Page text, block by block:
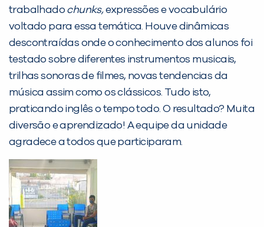
trabalhado chunks,expressões e vocabulário
voltado para essa temática. Houve dinâmicas
descontraídas onde o conhecimento dos alunos foi
testado sobre diferentes instrumentos musicais,
trilhas sonoras de filmes, novas tendencias da
música assim como os clássicos. Tudo isto,
praticando inglês o tempo todo. O resultado? Muita
diversão e aprendizado! A equipe da unidade
agradece a todos que participaram.
Desculpe!
Não encontramos nenhuma unidade
inFlux nesta cidade ou bairro que
você digitou.
Preencha com seus dados abaixo e
já vamos te colocar em contato